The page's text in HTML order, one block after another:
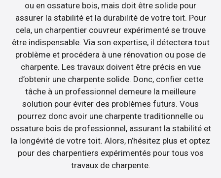
ou en ossature bois, mais doit être solide pour
assurer la stabilité et la durabilité de votre toit. Pour
cela, un charpentier couvreur expérimenté se trouve
être indispensable. Via son expertise, il détectera tout
problème et procédera à une rénovation ou pose de
charpente. Les travaux doivent être précis en vue
d’obtenir une charpente solide. Donc, confier cette
tâche à un professionnel demeure la meilleure
solution pour éviter des problèmes futurs. Vous
pourrez donc avoir une charpente traditionnelle ou
ossature bois de professionnel, assurant la stabilité et
la longévité de votre toit. Alors, n’hésitez plus et optez
pour des charpentiers expérimentés pour tous vos
travaux de charpente.